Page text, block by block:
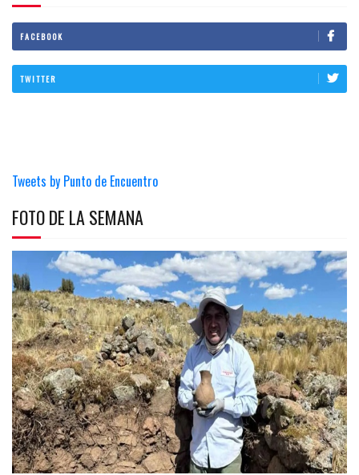
FACEBOOK
TWITTER
Tweets by Punto de Encuentro
FOTO DE LA SEMANA